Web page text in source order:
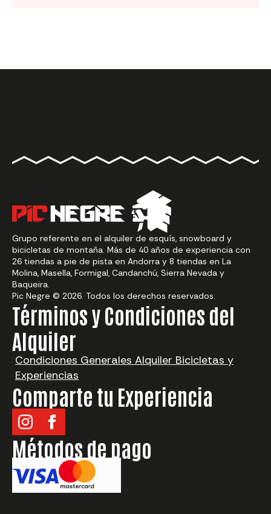
Grupo referente en el alquiler de esquís, snowboard y
bicicletas de montaña. Más de 40 años de experiencia con
26 tiendas a pie de pista en Andorra y 8 tiendas en La
Molina, Masella, Formigal, Candanchú, Sierra Nevada y
Baqueira.
Pic Negre © 2026. Todos los derechos reservados.
Términos y Condiciones del
Alquiler
Condiciones Generales Alquiler Bicicletas y
Experiencias
Comparte tu Experiencia
Métodos de pago
¿Qué quieres alquilar?